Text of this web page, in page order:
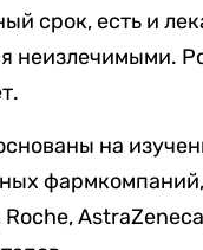
срок, есть и
неизлечимыми.
на
фармкомпаний,